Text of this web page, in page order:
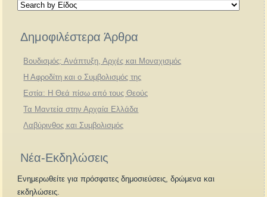
Δημοφιλέστερα Άρθρα
Βουδισμός: Ανάπτυξη, Αρχές και Μοναχισμός
Η Αφροδίτη και ο Συμβολισμός της
Εστία: Η Θεά πίσω από τους Θεούς
Τα Μαντεία στην Αρχαία Ελλάδα
Λαβύρινθος και Συμβολισμός
Νέα-Εκδηλώσεις
Ενημερωθείτε για πρόσφατες δημοσιεύσεις, δρώμενα και
εκδηλώσεις.